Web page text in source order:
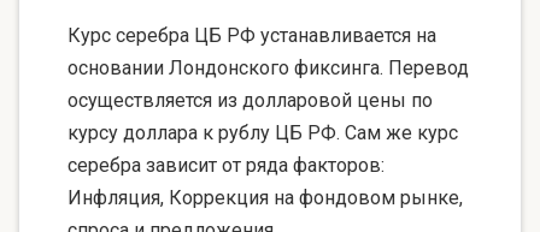
Курс серебра ЦБ РФ устанавливается на
основании Лондонского фиксинга. Перевод
осуществляется из долларовой цены по
курсу доллара к рублу ЦБ РФ. Сам же курс
серебра зависит от ряда факторов:
Инфляция, Коррекция на фондовом рынке,